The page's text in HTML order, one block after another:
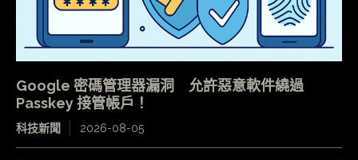
Google 密碼管理器漏洞 允許惡意軟件繞過
Passkey 接管帳戶！
科技新聞 2026-08-05